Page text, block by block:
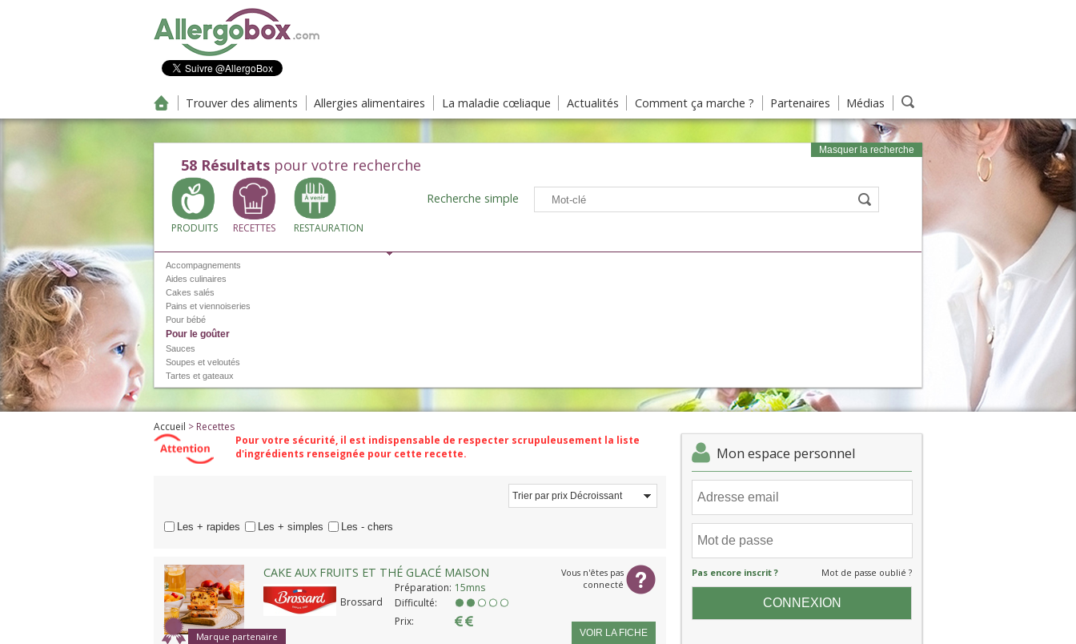
Trouver des aliments Allergies alimentaires La maladie cœliaque Actualités Comment ça marche ? Partenaires Médias
Masquer la recherche
58 Résultatspour votre recherche
PRODUITS RECETTES RESTAURATION
Recherche simple
Pour l'apéritif
Entrées
Desserts
Accompagnements
Aides culinaires
Cakes salés
Pains et viennoiseries
Pour bébé
Pour le goûter
Sauces
Soupes et veloutés
Tartes et gateaux
Accueil > Recettes
Mon espace personnel
Pas encore inscrit ? Mot de passe oublié ?
Pour votre sécurité, il est indispensable de respecter scrupuleusement la liste
d'ingrédients renseignée pour cette recette.
Trier par prix
Trier par prix Décroissant
Les + rapides Les + simples Les - chers
CAKE AUX FRUITS ET THÉ GLACÉ MAISON
Brossard
Marque partenaire
Préparation: 15mns
Difficulté:
Prix:
Vous n'êtes pas
connecté
VOIR LA FICHE